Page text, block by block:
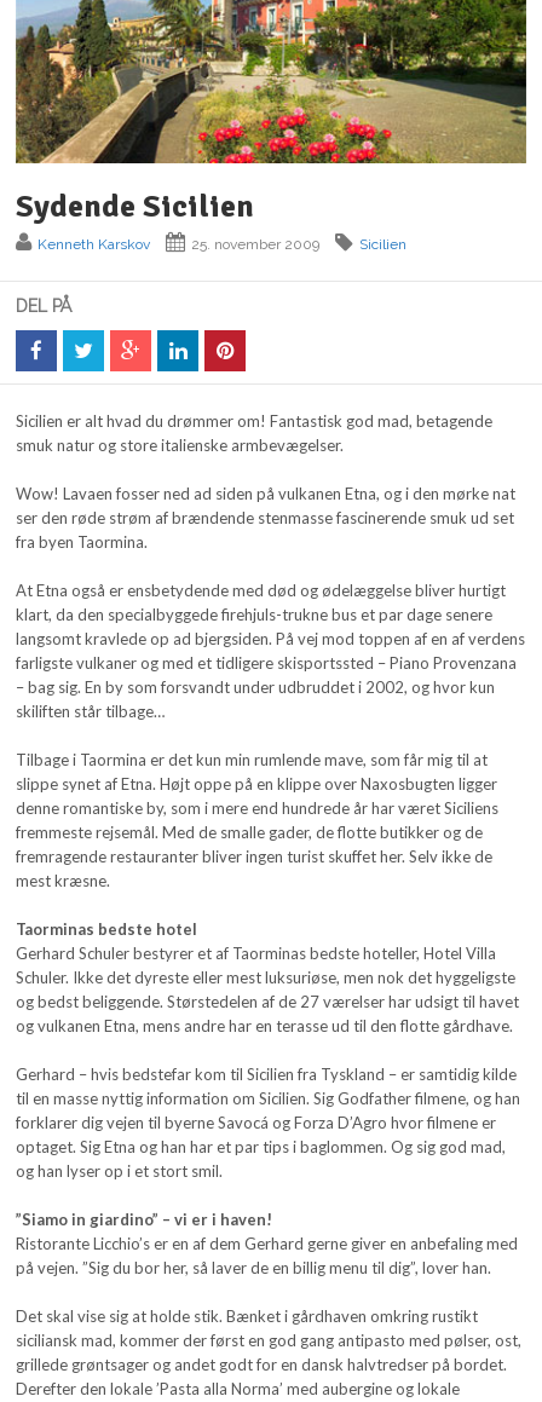
Sydende Sicilien
Kenneth Karskov 25. november 2009 Sicilien
DEL PÅ
Sicilien er alt hvad du drømmer om! Fantastisk god mad, betagende
smuk natur og store italienske armbevægelser.
Wow! Lavaen fosser ned ad siden på vulkanen Etna, og i den mørke nat
ser den røde strøm af brændende stenmasse fascinerende smuk ud set
fra byen Taormina.
At Etna også er ensbetydende med død og ødelæggelse bliver hurtigt
klart, da den specialbyggede firehjuls-trukne bus et par dage senere
langsomt kravlede op ad bjergsiden. På vej mod toppen af en af verdens
farligste vulkaner og med et tidligere skisportssted – Piano Provenzana
– bag sig. En by som forsvandt under udbruddet i 2002, og hvor kun
skiliften står tilbage…
Tilbage i Taormina er det kun min rumlende mave, som får mig til at
slippe synet af Etna. Højt oppe på en klippe over Naxosbugten ligger
denne romantiske by, som i mere end hundrede år har været Siciliens
fremmeste rejsemål. Med de smalle gader, de flotte butikker og de
fremragende restauranter bliver ingen turist skuffet her. Selv ikke de
mest kræsne.
Taorminas bedste hotel
Gerhard Schuler bestyrer et af Taorminas bedste hoteller, Hotel Villa
Schuler. Ikke det dyreste eller mest luksuriøse, men nok det hyggeligste
og bedst beliggende. Størstedelen af de 27 værelser har udsigt til havet
og vulkanen Etna, mens andre har en terasse ud til den flotte gårdhave.
Gerhard – hvis bedstefar kom til Sicilien fra Tyskland – er samtidig kilde
til en masse nyttig information om Sicilien. Sig Godfather filmene, og han
forklarer dig vejen til byerne Savocá og Forza D’Agro hvor filmene er
optaget. Sig Etna og han har et par tips i baglommen. Og sig god mad,
og han lyser op i et stort smil.
”Siamo in giardino” – vi er i haven!
Ristorante Licchio’s er en af dem Gerhard gerne giver en anbefaling med
på vejen. ”Sig du bor her, så laver de en billig menu til dig”, lover han.
Det skal vise sig at holde stik. Bænket i gårdhaven omkring rustikt
siciliansk mad, kommer der først en god gang antipasto med pølser, ost,
grillede grøntsager og andet godt for en dansk halvtredser på bordet.
Derefter den lokale ’Pasta alla Norma’ med aubergine og lokale